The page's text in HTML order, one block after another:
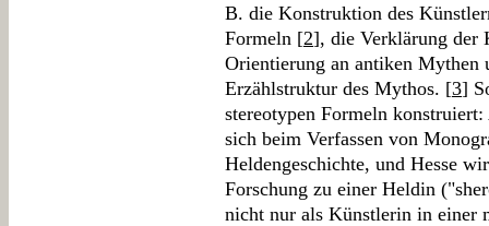
B. die Konstruktion des
Formeln [2], die Verklärung der
Orientierung an antiken Mythen
Erzählstruktur des Mythos. [3]
stereotypen Formeln
sich beim Verfassen von
Heldengeschichte, und Hesse
Forschung zu einer Heldin
nicht nur als Künstlerin in einer